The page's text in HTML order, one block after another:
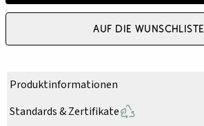
Auf die Wunschliste
Produktinformationen
Standards & Zertifikate